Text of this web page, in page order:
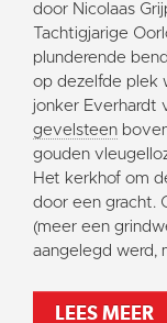
Algemeen
Historie
Omgeving
Activiteiten
Steun ons
Contact
Vaktaal
door Nicolaas
Tachtigjarige
plunderende
op dezelfde plek
jonker Everhardt
gevelsteen
gouden
Het kerkhof om
door een gracht.
(meer een
aangelegd werd,
LEES MEER